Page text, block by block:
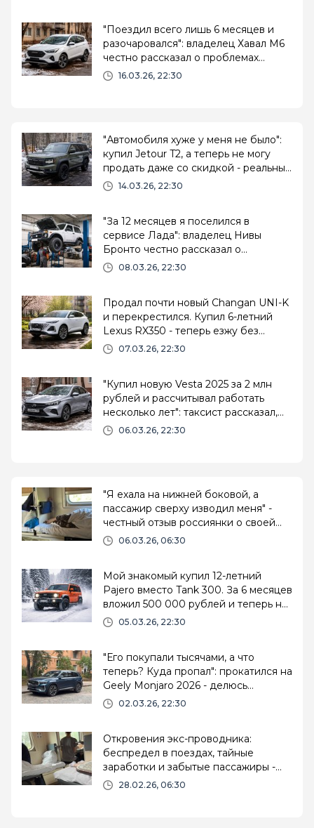
"Поездил всего лишь 6 месяцев и
разочаровался": владелец Хавал М6
честно рассказал о проблемах
китайского кроссовера
16.03.26, 22:30
"Автомобиля хуже у меня не было":
купил Jetour T2, а теперь не могу
продать даже со скидкой - реальный
отзыв владельца
14.03.26, 22:30
"За 12 месяцев я поселился в
сервисе Лада": владелец Нивы
Бронто честно рассказал о
проблемах авто - ломается раз в
08.03.26, 22:30
Продал почти новый Changan UNI-K
и перекрестился. Купил 6-летний
Lexus RX350 - теперь езжу без
нервов. Делюсь горьким опытом
07.03.26, 22:30
"Купил новую Vesta 2025 за 2 млн
рублей и рассчитывал работать
несколько лет": таксист рассказал,
какие проблемы появились уже к 80
06.03.26, 22:30
"Я ехала на нижней боковой, а
пассажир сверху изводил меня" -
честный отзыв россиянки о своей
поездке в поезде
06.03.26, 06:30
Мой знакомый купил 12-летний
Pajero вместо Tank 300. За 6 месяцев
вложил 500 000 рублей и теперь не
может его продать
05.03.26, 22:30
"Его покупали тысячами, а что
теперь? Куда пропал": прокатился на
Geely Monjaro 2026 - делюсь
впечатлениями
02.03.26, 22:30
Откровения экс-проводника:
беспредел в поездах, тайные
заработки и забытые пассажиры -
честный отзыв
28.02.26, 06:30